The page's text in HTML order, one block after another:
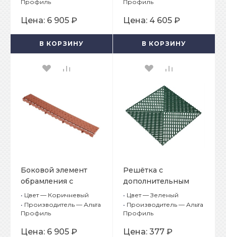
Профиль
Цена: 6 905 ₽
В КОРЗИНУ
Профиль
Цена: 4 605 ₽
В КОРЗИНУ
Боковой элемент
обрамления с
замками, цвет
Коричневый
• Цвет — Коричневый
• Производитель — Альта
Профиль
Цена: 6 905 ₽
Решётка с
дополнительным
обрамлением, цвет
Зеленый
• Цвет — Зеленый
• Производитель — Альта
Профиль
Цена: 377 ₽